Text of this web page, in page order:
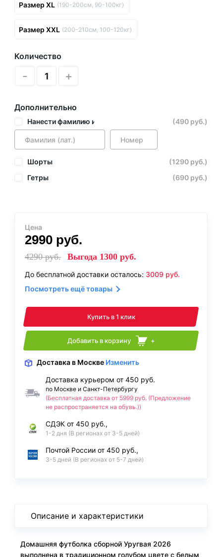
Размер XL (190-200см, 90-100кг)
Размер XXL (200-210см, 100-120кг)
Количество
- +
Дополнительно
Нанести фамилию и номер (490 руб.)
Шорты
(1290 руб.)
Гетры
(690 руб.)
Цена
2990 руб.
4290руб. Выгода 1300 руб.
До бесплатной доставки осталось: 3009 руб.
Посмотреть ещё товары
Купить в 1 клик
Добавить в корзину +
Доставка в Москве Изменить
Доставка курьером от 450 руб.
по Москве и Санкт-Петербургу
(Бесплатная доставка от 5999 руб. (Предложение
не распространяется на обувь.))
СДЭК от 450 руб.,
1-2 дня (В регионах от 3-5 дней)
Почтой России от 450 руб.,
3-5 дней (В регионах от 5-7 дней)
Описание и характеристики
Домашняя футболка сборной Уругвая 2026
выполнена в традиционном голубом цвете с белым